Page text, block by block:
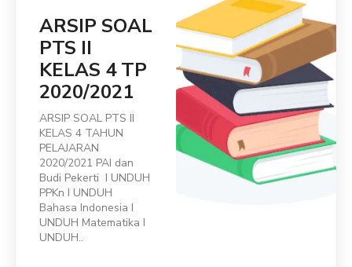
ARSIP SOAL
PTS II
KELAS 4 TP
2020/2021
ARSIP SOAL PTS II
KELAS 4 TAHUN
PELAJARAN
2020/2021 PAI dan
Budi Pekerti I UNDUH
PPKn I UNDUH
Bahasa Indonesia I
UNDUH Matematika I
UNDUH..